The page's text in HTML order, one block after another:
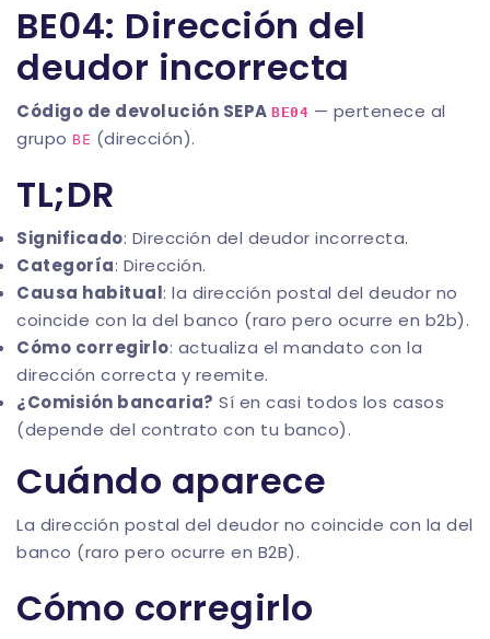
BE04: Dirección del
deudor incorrecta
Código de devolución SEPA BE04 — pertenece al
grupo BE (dirección).
TL;DR
Significado: Dirección del deudor incorrecta.
Categoría: Dirección.
Causa habitual: la dirección postal del deudor no
coincide con la del banco (raro pero ocurre en b2b).
Cómo corregirlo: actualiza el mandato con la
dirección correcta y reemite.
¿Comisión bancaria? Sí en casi todos los casos
(depende del contrato con tu banco).
Cuándo aparece
La dirección postal del deudor no coincide con la del
banco (raro pero ocurre en B2B).
Cómo corregirlo